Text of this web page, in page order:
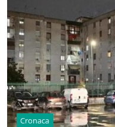
Cronaca